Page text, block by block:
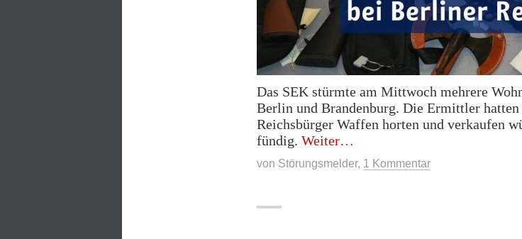
Das SEK stürmte am Mittwoch mehrere
Berlin und Brandenburg. Die Ermittler hatten
Reichsbürger Waffen horten und verkaufen
fündig. Weiter„Polizei
findet
scharfe
von Störungsmelder, 1 Kommentar